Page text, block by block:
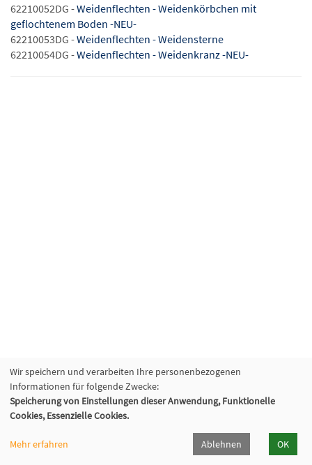
62210052DG -Weidenflechten - Weidenkörbchen mit
geflochtenem Boden -NEU-
62210053DG -Weidenflechten - Weidensterne
62210054DG -Weidenflechten - Weidenkranz -NEU-
VHS Lahn-Dill
Bahnhofstr. 10 | 35683 Dillenburg
info@vhs-lahn-dill.de
Wir speichern und verarbeiten Ihre personenbezogenen
Informationen für folgende Zwecke:
Speicherung von Einstellungen dieser Anwendung, Funktionelle
Cookies, Essenzielle Cookies.
Mehr erfahren Ablehnen OK